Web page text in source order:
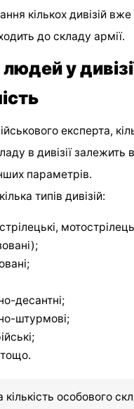
кількох дивізій
до складу армії.
у
експерта,
в дивізії залежить
параметрів.
типів дивізій:
десантні;
штурмові;
тощо.
кількість особового